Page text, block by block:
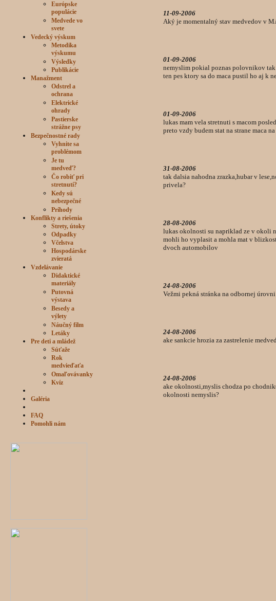
Európske
populácie
Medvede vo
svete
Vedecký výskum
Metodika
výskumu
Výsledky
Publikácie
Manažment
Odstrel a
ochrana
Elektrické
ohrady
Pastierske
strážne psy
Bezpečnostné rady
Vyhnite sa
problémom
Je tu
medveď?
Čo robiť pri
stretnutí?
Kedy sú
nebezpečné
Príhody
Konflikty a riešenia
Strety, útoky
Odpadky
Včelstva
Hospodárske
zvieratá
Vzdelávanie
Didaktické
materiály
Putovná
výstava
Besedy a
výlety
Náučný film
Letáky
Pre deti a mládež
Súťaže
Rok
medvieďaťa
Omaľovávanky
Kvíz
Galéria
FAQ
Pomohli nám
11-09-2006
Aký je momentalný stav medvedov v
01-09-2006
nemyslim pokial poznas polovnikov
ten pes ktory sa do maca pustil ho aj k
01-09-2006
lukas mam vela stretnuti s macom
preto vzdy budem stat na strane maca
31-08-2006
tak dalsia nahodna zrazka,hubar v
privela?
28-08-2006
lukas okolnosti su napriklad ze v okoli
mohli ho vyplasit a mohla mat v
dvoch automobilov
24-08-2006
Vežmi pekná stránka na odbornej
24-08-2006
ake sankcie hrozia za zastrelenie
24-08-2006
ake okolnosti,myslis chodza po
okolnosti nemyslis?